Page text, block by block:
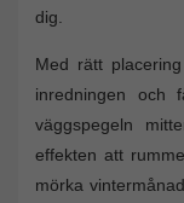
dig.
Med rätt
inredningen och
väggspegeln
effekten att
mörka